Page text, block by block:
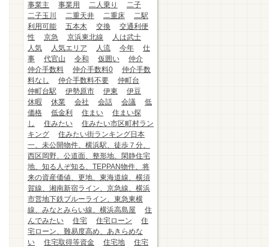
事業主
事業用 二人乗り
二子
二子玉川
二重天井 二重床
二駅
利用可能
五本木 交換
交通利便
性
京急 京浜東北線
人は武士
人気
人気エリア 人流 今年
仕
事
代官山 令和 仮囲い
仲介
仲介手数料
仲介手数料0
仲介手数
料なし
仲介手数料不要
仲町台
仲町台駅
伊勢原市 伊東
伊豆
休暇
休業 会社 会話 会議
低
価格
低金利 住まい
住まい探
し
住みたい
住みたい市区町村ラン
キング
住みたい街ランキング日本
一、未公開物件、横浜駅、徒歩７分、
西区岡野、公道面、整形地、閑静住宅
地、知る人ぞ知る、TEPPAN物件、将
来の資産価値、更地、東海道線、横須
賀線、湘南新宿ライン、京急線、横浜
市営地下鉄ブルーライン、東急東横
線、みなとみらい線、横浜高島屋
住
んでみたい
住宅 住宅ローン
住
宅ローン、難易度高め、あきらめな
い
住宅取得等資金 住宅地
住宅